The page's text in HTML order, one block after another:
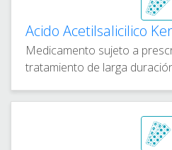
Acido Acetilsalicilico
Medicamento sujeto a
tratamiento de larga